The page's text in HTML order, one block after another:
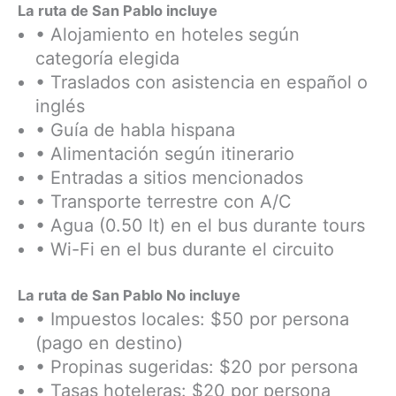
La ruta de San Pablo incluye
• Alojamiento en hoteles según
categoría elegida
• Traslados con asistencia en español o
inglés
• Guía de habla hispana
• Alimentación según itinerario
• Entradas a sitios mencionados
• Transporte terrestre con A/C
• Agua (0.50 lt) en el bus durante tours
• Wi-Fi en el bus durante el circuito
La ruta de San Pablo No incluye
• Impuestos locales: $50 por persona
(pago en destino)
• Propinas sugeridas: $20 por persona
• Tasas hoteleras: $20 por persona